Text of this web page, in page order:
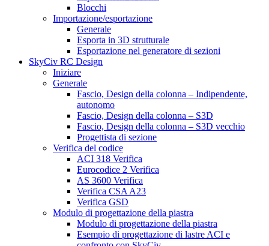
Blocchi
Importazione/esportazione
Generale
Esporta in 3D strutturale
Esportazione nel generatore di sezioni
SkyCiv RC Design
Iniziare
Generale
Fascio, Design della colonna – Indipendente,
autonomo
Fascio, Design della colonna – S3D
Fascio, Design della colonna – S3D vecchio
Progettista di sezione
Verifica del codice
ACI 318 Verifica
Eurocodice 2 Verifica
AS 3600 Verifica
Verifica CSA A23
Verifica GSD
Modulo di progettazione della piastra
Modulo di progettazione della piastra
Esempio di progettazione di lastre ACI e